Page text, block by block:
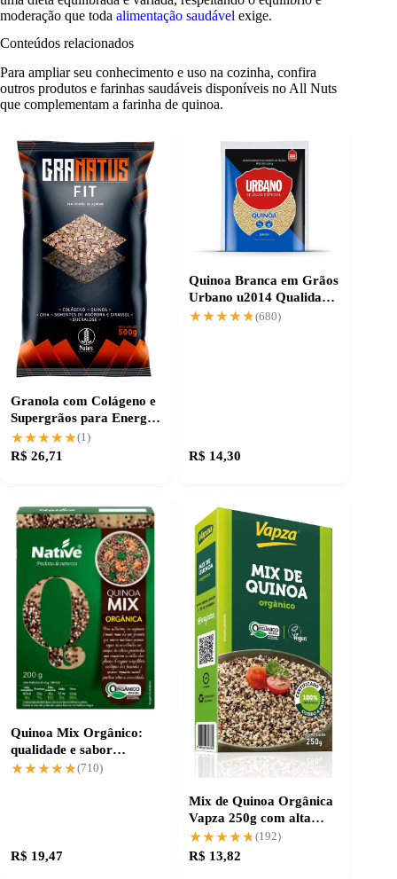
moderação que toda alimentação saudável exige.
Conteúdos relacionados
Para ampliar seu conhecimento e uso na cozinha, confira
outros produtos e farinhas saudáveis disponíveis no All Nuts
que complementam a farinha de quinoa.
Granola com Colágeno e
Supergrãos para Energia
e Saúde
★★★★★
★★★★★(1)
R$ 26,71
Quinoa Branca em Grãos
Urbano u2014 Qualidade
que Faz Diferença
★★★★★
★★★★★(680)
R$ 14,30
Quinoa Mix Orgânico:
qualidade e sabor
garantidos
★★★★★
★★★★★ (710)
R$ 19,47
Mix de Quinoa Orgânica
Vapza 250g com alta
aceitação
★★★★★
★★★★★(192)
R$ 13,82